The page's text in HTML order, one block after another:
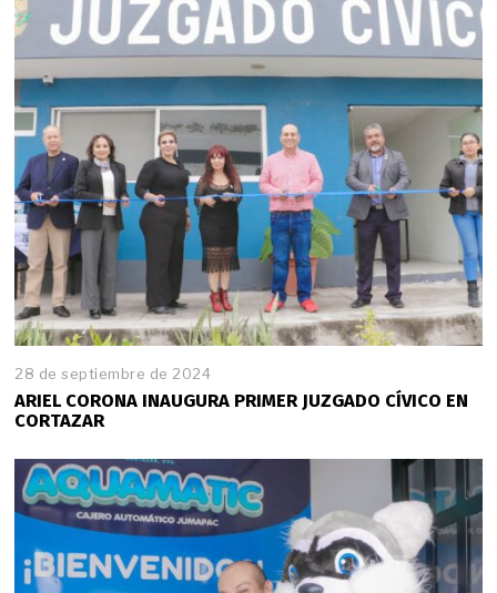
28 de septiembre de 2024
ARIEL CORONA INAUGURA PRIMER JUZGADO CÍVICO EN
CORTAZAR